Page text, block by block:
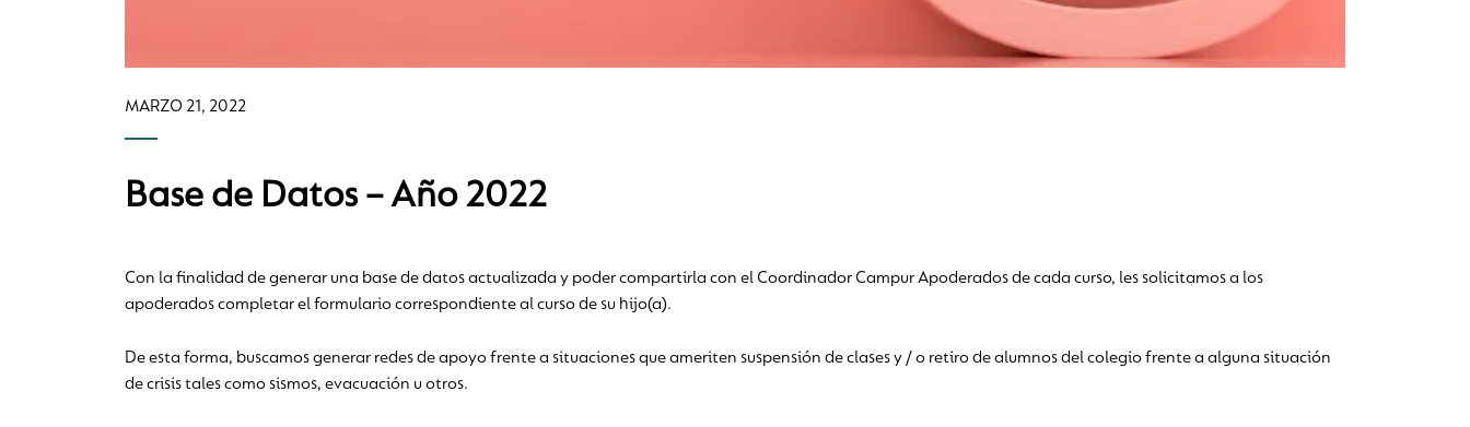
MARZO 21, 2022
Base de Datos – Año 2022
Con la finalidad de generar una base de datos actualizada y poder compartirla con el Coordinador Campur Apoderados de cada curso, les solicitamos a los
apoderados completar el formulario correspondiente al curso de su hijo(a).
De esta forma, buscamos generar redes de apoyo frente a situaciones que ameriten suspensión de clases y / o retiro de alumnos del colegio frente a alguna situación
de crisis tales como sismos, evacuación u otros.